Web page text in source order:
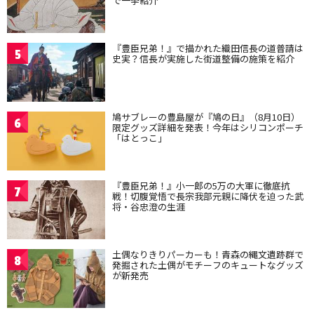
5 『豊臣兄弟！』で描かれた織田信長の道普請は
史実？信長が実施した街道整備の施策を紹介
6 鳩サブレーの豊島屋が『鳩の日』（8月10日）
限定グッズ詳細を発表！今年はシリコンポーチ
「はとっこ」
7 『豊臣兄弟！』小一郎の5万の大軍に徹底抗
戦！切腹覚悟で長宗我部元親に降伏を迫った武
将・谷忠澄の生涯
8 土偶なりきりパーカーも！青森の縄文遺跡群で
発掘された土偶がモチーフのキュートなグッズ
が新発売